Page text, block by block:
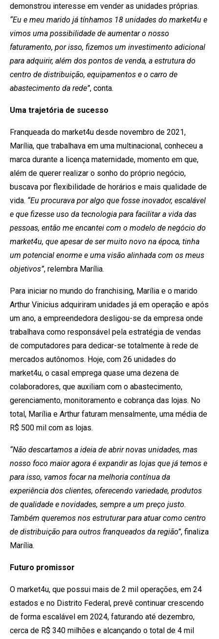
demonstrou interesse em vender as unidades próprias.
“Eu e meu marido já tínhamos 18 unidades do market4u e
vimos uma possibilidade de aumentar o nosso
faturamento, por isso, fizemos um investimento adicional
para adquirir, além dos pontos de venda, a estrutura do
centro de distribuição, equipamentos e o carro de
abastecimento da rede”, conta.
Uma trajetória de sucesso
Franqueada do market4u desde novembro de 2021,
Marília, que trabalhava em uma multinacional, conheceu a
marca durante a licença maternidade, momento em que,
além de querer realizar o sonho do próprio negócio,
buscava por flexibilidade de horários e mais qualidade de
vida. “Eu procurava por algo que fosse inovador, escalável
e que fizesse uso da tecnologia para facilitar a vida das
pessoas, então me encantei com o modelo de negócio do
market4u, que apesar de ser muito novo na época, tinha
um potencial enorme e uma visão alinhada com os meus
objetivos”, relembra Marília.
Para iniciar no mundo do franchising, Marília e o marido
Arthur Vinicius adquiriram unidades já em operação e após
um ano, a empreendedora desligou-se da empresa onde
trabalhava como responsável pela estratégia de vendas
de computadores para dedicar-se totalmente à rede de
mercados autônomos. Hoje, com 26 unidades do
market4u, o casal emprega quase uma dezena de
colaboradores, que auxiliam com o abastecimento,
gerenciamento, monitoramento e cobrança das lojas. No
total, Marília e Arthur faturam mensalmente, uma média de
R$ 500 mil com as lojas.
“Não descartamos a ideia de abrir novas unidades, mas
nosso foco maior agora é expandir as lojas que já temos e
para isso, vamos focar na melhoria contínua da
experiência dos clientes, oferecendo variedade, produtos
de qualidade e novidades, sempre a um preço justo.
Também queremos nos estruturar para atuar como centro
de distribuição para outros franqueados da região”, finaliza
Marília.
Futuro promissor
O market4u, que possui mais de 2 mil operações, em 24
estados e no Distrito Federal, prevê continuar crescendo
de forma escalável em 2024, faturando até dezembro,
cerca de R$ 340 milhões e alcançando o total de 4 mil